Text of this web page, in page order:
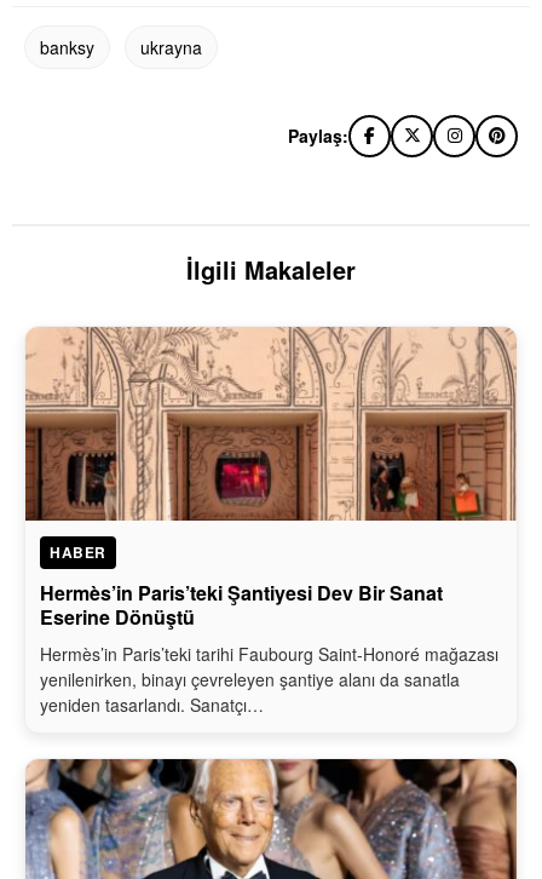
banksy ukrayna
Paylaş:
İlgili Makaleler
HABER
Hermès’in Paris’teki Şantiyesi Dev Bir Sanat
Eserine Dönüştü
Hermès’in Paris’teki tarihi Faubourg Saint-Honoré mağazası
yenilenirken, binayı çevreleyen şantiye alanı da sanatla
yeniden tasarlandı. Sanatçı…